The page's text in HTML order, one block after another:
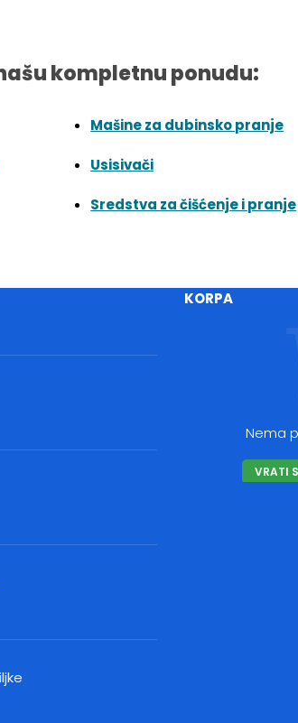
kompletnu ponudu:
Mašine za dubinsko pranje
Usisivači
Sredstva za čišćenje i pranje
KORPA
Nema
VRATI